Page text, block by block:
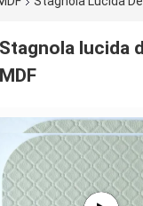
Stagnola lucida
MDF